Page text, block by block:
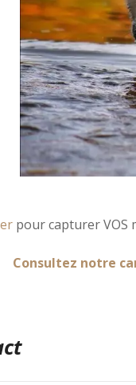
pour capturer VOS
Consultez notre